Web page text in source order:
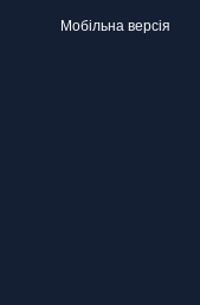
Мобільна версія